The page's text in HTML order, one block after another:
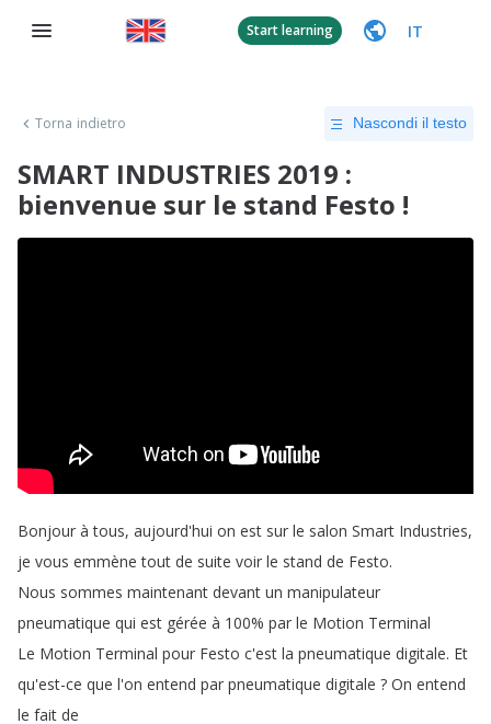
Start learning IT
Torna indietro Nascondi il testo
SMART INDUSTRIES 2019 :
bienvenue sur le stand Festo !
Bonjour à tous, aujourd'hui on est sur le salon Smart Industries,
je vous emmène tout de suite voir le stand de Festo.
Nous sommes maintenant devant un manipulateur
pneumatique qui est gérée à 100% par le Motion Terminal
Le Motion Terminal pour Festo c'est la pneumatique digitale. Et
qu'est-ce que l'on entend par pneumatique digitale ? On entend
le fait de